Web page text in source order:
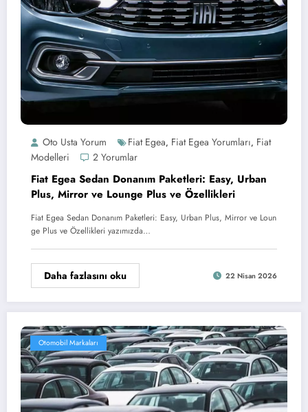
Oto Usta Yorum Fiat Egea, Fiat Egea Yorumları, Fiat
Modelleri
2 Yorumlar
Fiat Egea Sedan Donanım Paketleri: Easy, Urban
Plus, Mirror ve Lounge Plus ve Özellikleri
Fiat Egea Sedan Donanım Paketleri: Easy, Urban Plus, Mirror ve Loun
ge Plus ve Özellikleri yazımızda…
Daha fazlasını oku 22 Nisan 2026
Otomobil Markaları